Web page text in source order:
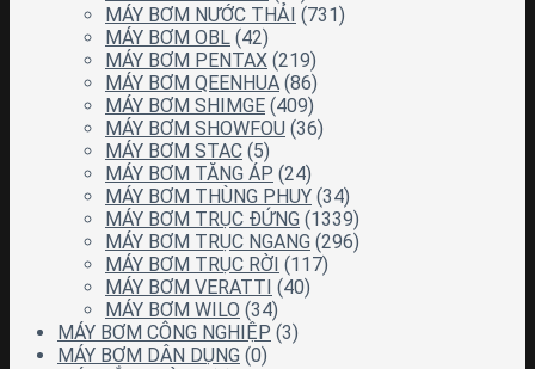
MÁY BƠM NƯỚC THẢI (731)
MÁY BƠM OBL (42)
MÁY BƠM PENTAX (219)
MÁY BƠM QEENHUA (86)
MÁY BƠM SHIMGE (409)
MÁY BƠM SHOWFOU (36)
MÁY BƠM STAC (5)
MÁY BƠM TĂNG ÁP (24)
MÁY BƠM THÙNG PHUY (34)
MÁY BƠM TRỤC ĐỨNG (1339)
MÁY BƠM TRỤC NGANG (296)
MÁY BƠM TRỤC RỜI (117)
MÁY BƠM VERATTI (40)
MÁY BƠM WILO (34)
MÁY BƠM CÔNG NGHIỆP (3)
MÁY BƠM DÂN DỤNG (0)